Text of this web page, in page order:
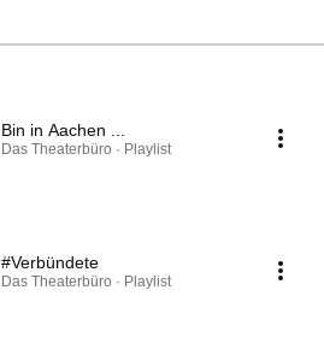
Bin in Aachen ...
Das Theaterbüro · Playlist
#Verbündete
Das Theaterbüro · Playlist